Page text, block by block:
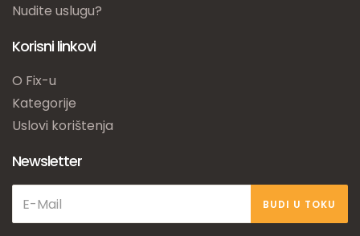
Nudite uslugu?
Korisni linkovi
O Fix-u
Kategorije
Uslovi korištenja
Newsletter
BUDI U TOKU